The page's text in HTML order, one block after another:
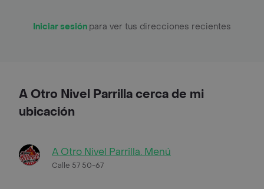
Iniciar sesión para ver tus direcciones recientes
A Otro Nivel Parrilla cerca de mi
ubicación
A Otro Nivel Parrilla. Menú
Calle 57 50-67